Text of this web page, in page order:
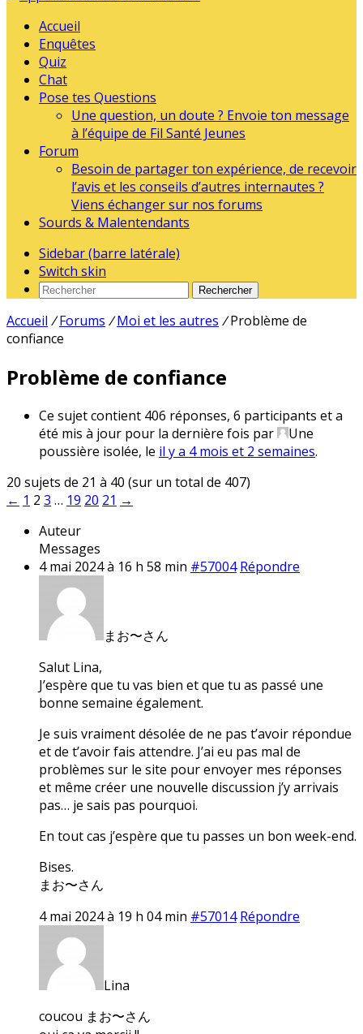
Accueil
Enquêtes
Quiz
Chat
Pose tes Questions
Une question, un doute ? Envoie ton message
à l’équipe de Fil Santé Jeunes
Forum
Besoin de partager ton expérience, de recevoir
l’avis et les conseils d’autres internautes ?
Viens échanger sur nos forums
Sourds & Malentendants
Sidebar (barre latérale)
Switch skin
Rechercher
Accueil / Forums / Moi et les autres / Problème de
confiance
Problème de confiance
Ce sujet contient 406 réponses, 6 participants et a
été mis à jour pour la dernière fois par
Une
poussière isolée, le il y a 4 mois et 2 semaines.
20 sujets de 21 à 40 (sur un total de 407)
← 1 2 3 … 19 20 21 →
Auteur
Messages
4 mai 2024 à 16 h 58 min #57004 Répondre
まお〜さん
Salut Lina,
J’espère que tu vas bien et que tu as passé une
bonne semaine également.
Je suis vraiment désolée de ne pas t’avoir répondue
et de t’avoir fais attendre. J’ai eu pas mal de
problèmes sur le site pour envoyer mes réponses
et même créer une nouvelle discussion j’y arrivais
pas… je sais pas pourquoi.
En tout cas j’espère que tu passes un bon week-end.
Bises.
まお〜さん
4 mai 2024 à 19 h 04 min #57014 Répondre
Lina
coucou まお〜さん